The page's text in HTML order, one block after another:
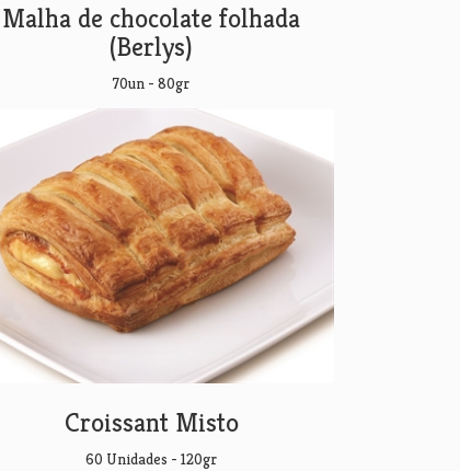
Malha de chocolate folhada
(Berlys)
70un - 80gr
Croissant Misto
60 Unidades - 120gr